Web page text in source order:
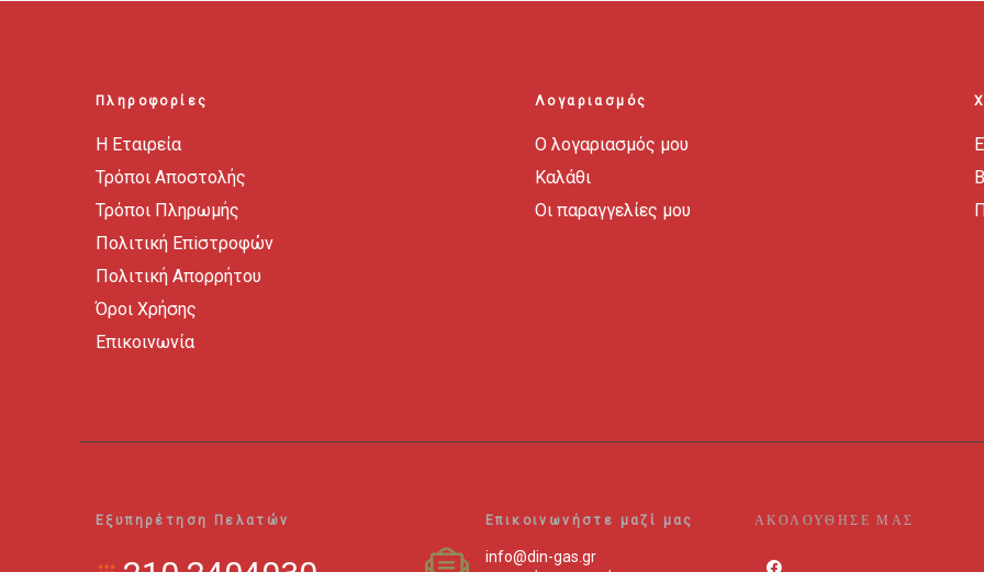
Πληροφορίες
Η Εταιρεία
Τρόποι Αποστολής
Τρόποι Πληρωμής
Πολιτική Επiστροφών
Πολιτική Απορρήτου
Όροι Χρήσης
Επικοινωνία
Λογαριασμός
Ο λογαριασμός μου
Καλάθι
Οι παραγγελίες μου
Εξυπηρέτηση Πελατών Επικοινωνήστε μαζί μας
info@din-gas.gr
ΑΚΟΛΟΥΘΗΣΕ ΜΑΣ